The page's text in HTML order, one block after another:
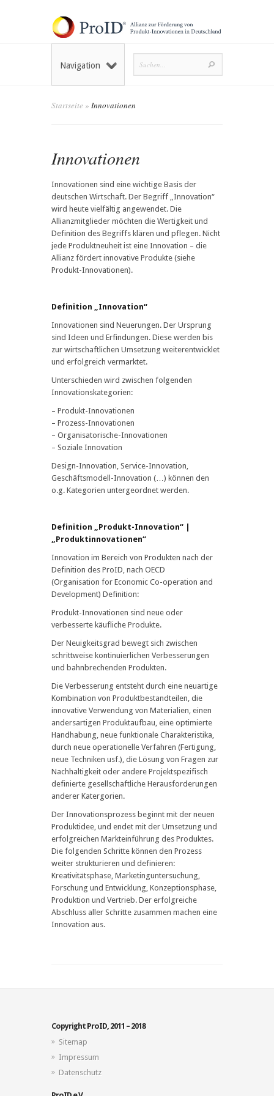
Navigation
Startseite » Innovationen
Innovationen
Innovationen sind eine wichtige Basis der
deutschen Wirtschaft. Der Begriff „Innovation“
wird heute vielfältig angewendet. Die
Allianzmitglieder möchten die Wertigkeit und
Definition des Begriffs klären und pflegen. Nicht
jede Produktneuheit ist eine Innovation – die
Allianz fördert innovative Produkte (siehe
Produkt-Innovationen).
Definition „Innovation“
Innovationen sind Neuerungen. Der Ursprung
sind Ideen und Erfindungen. Diese werden bis
zur wirtschaftlichen Umsetzung weiterentwicklet
und erfolgreich vermarktet.
Unterschieden wird zwischen folgenden
Innovationskategorien:
– Produkt-Innovationen
– Prozess-Innovationen
– Organisatorische-Innovationen
– Soziale Innovation
Design-Innovation, Service-Innovation,
Geschäftsmodell-Innovation (…) können den
o.g. Kategorien untergeordnet werden.
Definition „Produkt-Innovation“ |
„Produktinnovationen“
Innovation im Bereich von Produkten nach der
Definition des ProID, nach OECD
(Organisation for Economic Co-operation and
Development) Definition:
Produkt-Innovationen sind neue oder
verbesserte käufliche Produkte.
Der Neuigkeitsgrad bewegt sich zwischen
schrittweise kontinuierlichen Verbesserungen
und bahnbrechenden Produkten.
Die Verbesserung entsteht durch eine neuartige
Kombination von Produktbestandteilen, die
innovative Verwendung von Materialien, einen
andersartigen Produktaufbau, eine optimierte
Handhabung, neue funktionale Charakteristika,
durch neue operationelle Verfahren (Fertigung,
neue Techniken usf.), die Lösung von Fragen zur
Nachhaltigkeit oder andere Projektspezifisch
definierte gesellschaftliche Herausforderungen
anderer Katergorien.
Der Innovationsprozess beginnt mit der neuen
Produktidee, und endet mit der Umsetzung und
erfolgreichen Markteinführung des Produktes.
Die folgenden Schritte können den Prozess
weiter strukturieren und definieren:
Kreativitätsphase, Marketinguntersuchung,
Forschung und Entwicklung, Konzeptionsphase,
Produktion und Vertrieb. Der erfolgreiche
Abschluss aller Schritte zusammen machen eine
Innovation aus.
Copyright ProID, 2011 – 2018
Sitemap
Impressum
Datenschutz